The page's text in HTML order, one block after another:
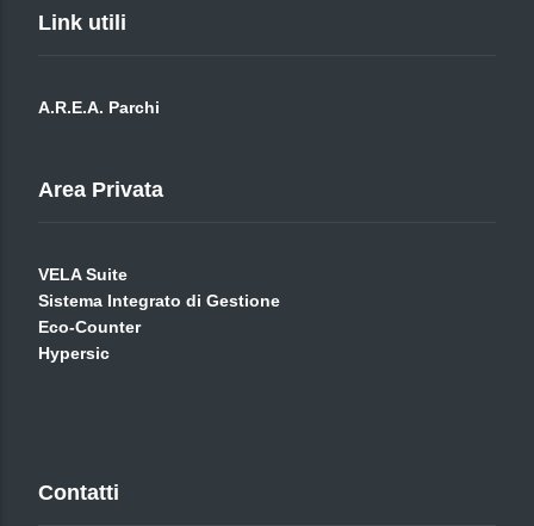
Link utili
A.R.E.A. Parchi
Area Privata
VELA Suite
Sistema Integrato di Gestione
Eco-Counter
Hypersic
Contatti